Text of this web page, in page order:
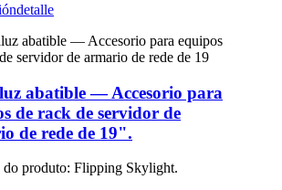
detalle
abatible — Accesorio para
de rack de servidor de
de rede de 19".
do produto: Flipping Skylight.